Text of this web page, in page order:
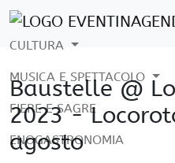
CULTURA
MUSICA E SPETTACOLO
FIERE E SAGRE
ENOGASTRONOMIA
Baustelle @
2023 -
agosto